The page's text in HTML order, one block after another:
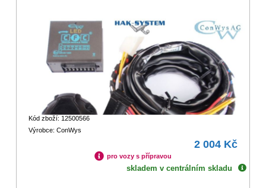
Kód zboží: 12500566
Výrobce: ConWys
2 004 Kč
pro vozy s přípravou
skladem v centrálním skladu